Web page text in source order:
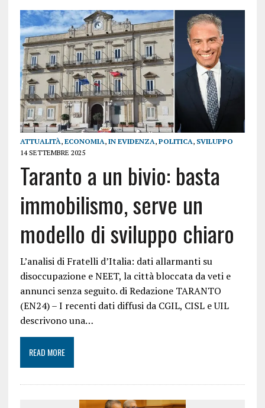
ATTUALITÀ, ECONOMIA, IN EVIDENZA, POLITICA, SVILUPPO
14 SETTEMBRE 2025
Taranto a un bivio: basta
immobilismo, serve un
modello di sviluppo chiaro
L’analisi di Fratelli d’Italia: dati allarmanti su
disoccupazione e NEET, la città bloccata da veti e
annunci senza seguito. di Redazione TARANTO
(EN24) – I recenti dati diffusi da CGIL, CISL e UIL
descrivono una…
READ MORE